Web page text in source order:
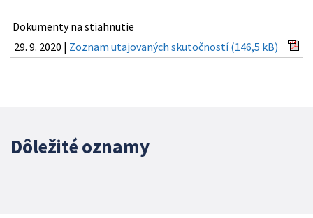
Dokumenty na stiahnutie
29. 9. 2020 | Zoznam utajovaných skutočností (146,5 kB)
Dôležité oznamy